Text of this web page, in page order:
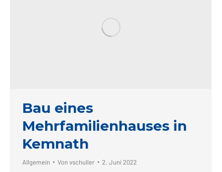
Bau eines
Mehrfamilienhauses in
Kemnath
Allgemein Von vschuller 2. Juni 2022